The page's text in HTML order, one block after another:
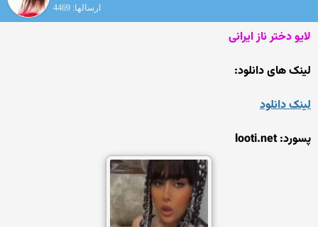
ارسالها: 4469
لایو دختر ناز ایرانی
لینک های دانلود:
لینک دانلود
پسورد: looti.net